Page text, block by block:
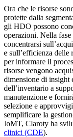
Ora che le risorse
protette dalla
gli HDO possono
operazioni. Nella
concentrarsi
e sull’efficienza delle
per informare il
risorse vengono
dimensione di insight
dell’inventario a
manutenzione e
selezione e
semplificare la
IoMT, Claroty ha
clinici (CDE).